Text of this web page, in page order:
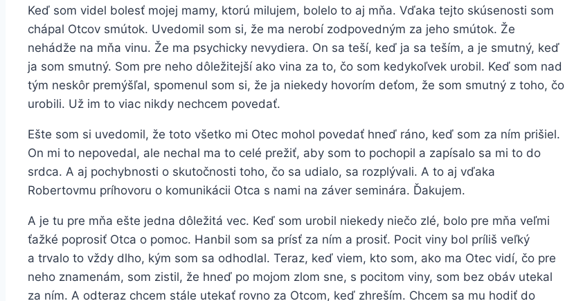
Keď som videl bolesť mojej mamy, ktorú milujem, bolelo to aj mňa. Vďaka tejto skúsenosti som
chápal Otcov smútok. Uvedomil som si, že ma nerobí zodpovedným za jeho smútok. Že
nehádže na mňa vinu. Že ma psychicky nevydiera. On sa teší, keď ja sa teším, a je smutný, keď
ja som smutný. Som pre neho dôležitejší ako vina za to, čo som kedykoľvek urobil. Keď som nad
tým neskôr premýšľal, spomenul som si, že ja niekedy hovorím deťom, že som smutný z toho, čo
urobili. Už im to viac nikdy nechcem povedať.
Ešte som si uvedomil, že toto všetko mi Otec mohol povedať hneď ráno, keď som za ním prišiel.
On mi to nepovedal, ale nechal ma to celé prežiť, aby som to pochopil a zapísalo sa mi to do
srdca. A aj pochybnosti o skutočnosti toho, čo sa udialo, sa rozplývali. A to aj vďaka
Robertovmu príhovoru o komunikácii Otca s nami na záver seminára. Ďakujem.
A je tu pre mňa ešte jedna dôležitá vec. Keď som urobil niekedy niečo zlé, bolo pre mňa veľmi
ťažké poprosiť Otca o pomoc. Hanbil som sa prísť za ním a prosiť. Pocit viny bol príliš veľký
a trvalo to vždy dlho, kým som sa odhodlal. Teraz, keď viem, kto som, ako ma Otec vidí, čo pre
neho znamenám, som zistil, že hneď po mojom zlom sne, s pocitom viny, som bez obáv utekal
za ním. A odteraz chcem stále utekať rovno za Otcom, keď zhreším. Chcem sa mu hodiť do